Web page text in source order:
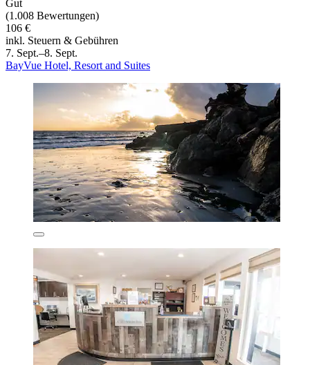
Gut
(1.008 Bewertungen)
106 €
inkl. Steuern & Gebühren
7. Sept.–8. Sept.
BayVue Hotel, Resort and Suites